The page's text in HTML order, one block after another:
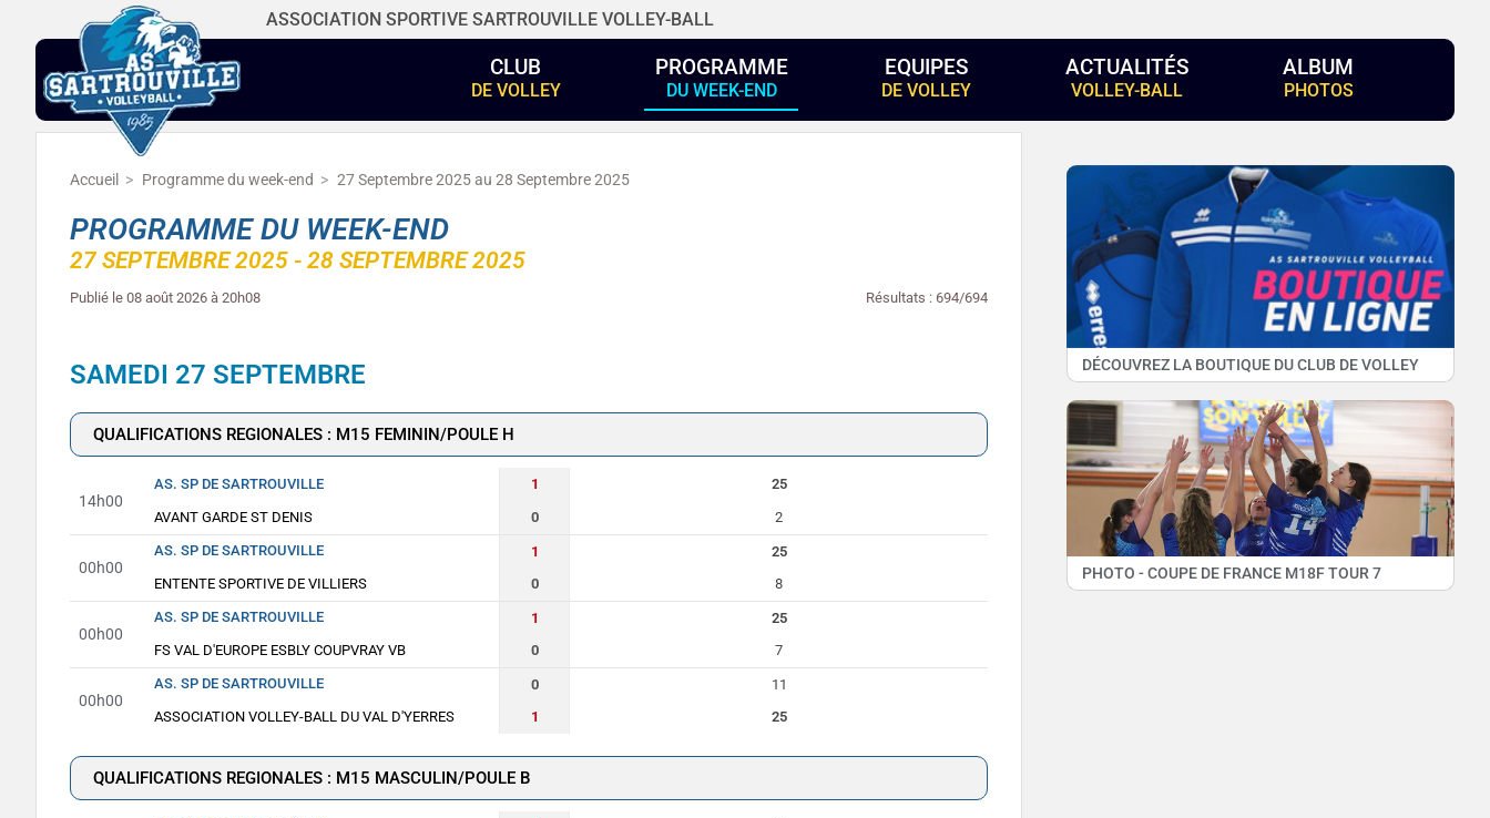
ASSOCIATION SPORTIVE SARTROUVILLE VOLLEY-BALL
CLUB
DE VOLLEY
PROGRAMME
DU WEEK-END
EQUIPES
DE VOLLEY
ACTUALITÉS
VOLLEY-BALL
ALBUM
PHOTOS
Accueil Programme du week-end 27 Septembre 2025 au 28 Septembre 2025
PROGRAMME DU WEEK-END
27 SEPTEMBRE 2025 - 28 SEPTEMBRE 2025
Publié le 08 août 2026 à 20h08 Résultats : 694/694
SAMEDI 27 SEPTEMBRE
QUALIFICATIONS REGIONALES : M15 FEMININ/POULE H
14h00
AS. SP DE SARTROUVILLE 1
25
AVANT GARDE ST DENIS
0 2
00h00
AS. SP DE SARTROUVILLE 1
25
ENTENTE SPORTIVE DE VILLIERS
0 8
00h00
AS. SP DE SARTROUVILLE 1
25
FS VAL D'EUROPE ESBLY COUPVRAY VB
0 7
00h00
AS. SP DE SARTROUVILLE 0
11
ASSOCIATION VOLLEY-BALL DU VAL D'YERRES
1 25
QUALIFICATIONS REGIONALES : M15 MASCULIN/POULE B
DÉCOUVREZ LA BOUTIQUE DU CLUB DE VOLLEY
PHOTO - COUPE DE FRANCE M18F TOUR 7